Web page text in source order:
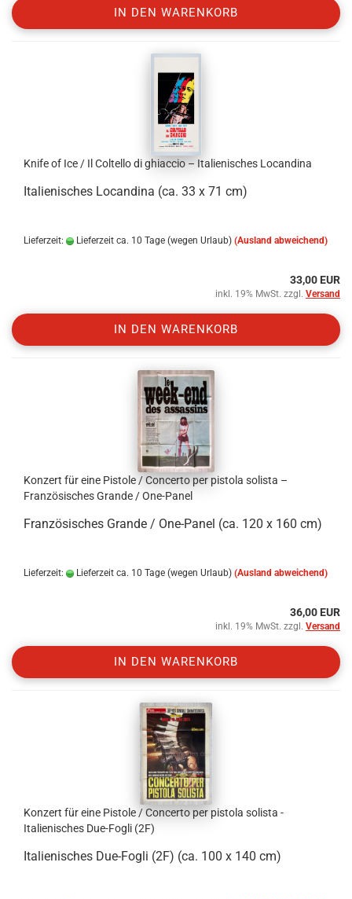
IN DEN WARENKORB
Knife of Ice / Il Coltello di ghiaccio – Italienisches Locandina
Italienisches Locandina (ca. 33 x 71 cm)
Lieferzeit: Lieferzeit ca. 10 Tage (wegen Urlaub) (Ausland abweichend)
33,00 EUR
inkl. 19% MwSt. zzgl. Versand
IN DEN WARENKORB
Konzert für eine Pistole / Concerto per pistola solista –
Französisches Grande / One-Panel
Französisches Grande / One-Panel (ca. 120 x 160 cm)
Lieferzeit: Lieferzeit ca. 10 Tage (wegen Urlaub) (Ausland abweichend)
36,00 EUR
inkl. 19% MwSt. zzgl. Versand
IN DEN WARENKORB
Konzert für eine Pistole / Concerto per pistola solista -
Italienisches Due-Fogli (2F)
Italienisches Due-Fogli (2F) (ca. 100 x 140 cm)